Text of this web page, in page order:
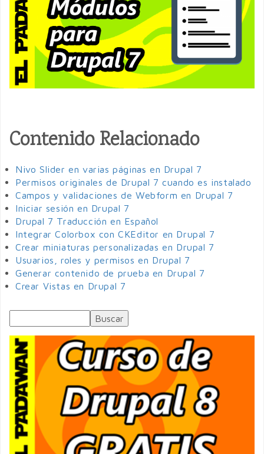
Contenido Relacionado
Nivo Slider en varias páginas en Drupal 7
Permisos originales de Drupal 7 cuando es instalado
Campos y validaciones de Webform en Drupal 7
Iniciar sesión en Drupal 7
Drupal 7 Traducción en Español
Integrar Colorbox con CKEditor en Drupal 7
Crear miniaturas personalizadas en Drupal 7
Usuarios, roles y permisos en Drupal 7
Generar contenido de prueba en Drupal 7
Crear Vistas en Drupal 7
Formulario de búsqueda